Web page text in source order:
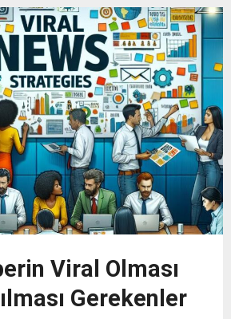
Viral Olması
Gerekenler